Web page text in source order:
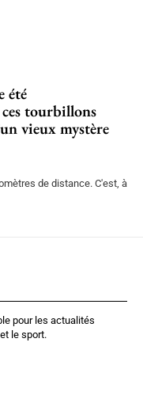
été
tourbillons
vieux mystère
de distance. C'est, à
pour les actualités
le sport.